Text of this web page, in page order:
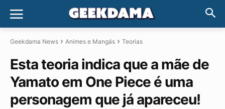
Geekdama News Animes e Mangás Teorias
Esta teoria indica que a mãe de
Yamato em One Piece é uma
personagem que já apareceu!